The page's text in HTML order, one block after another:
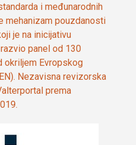
i međunarodnih
mehanizam pouzdanosti
je na inicijativu
panel od 130
okriljem Evropskog
Nezavisna revizorska
prema